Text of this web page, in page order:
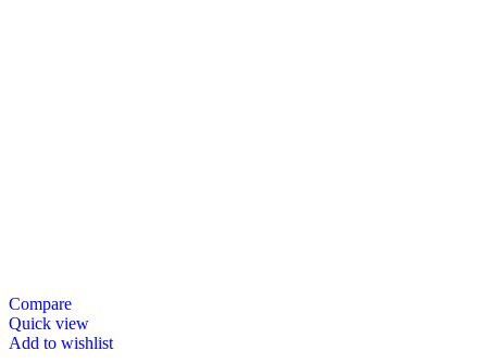
Compare
Quick view
Add to wishlist